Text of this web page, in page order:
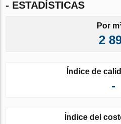
- ESTADÍSTICAS
Por
2
Índice de
-
Índice del